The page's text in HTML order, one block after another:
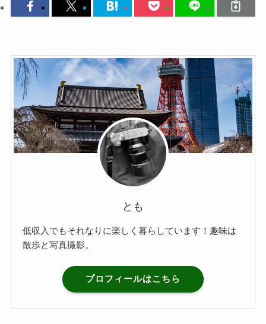
とも
低収入でもそれなりに楽しく暮らしています！趣味は
散歩と写真撮影。
プロフィールはこちら